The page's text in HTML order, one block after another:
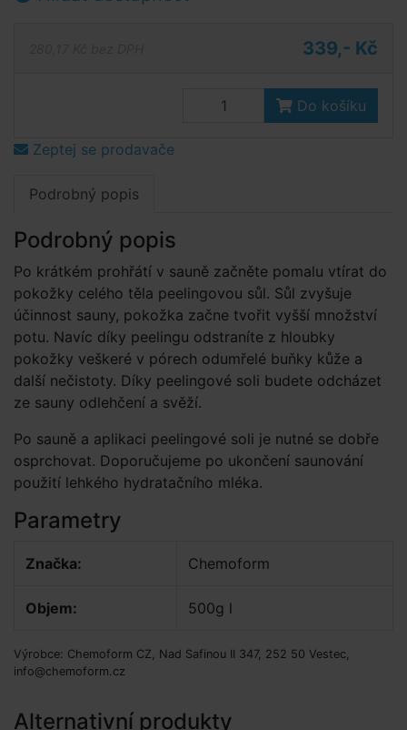
339,- Kč
Do košíku
Zeptej se prodavače
Podrobný popis
Podrobný popis
Po krátkém prohřátí v sauně začněte pomalu vtírat do
pokožky celého těla peelingovou sůl. Sůl zvyšuje
účinnost sauny, pokožka začne tvořit vyšší množství
potu. Navíc díky peelingu odstraníte z hloubky
pokožky veškeré v pórech odumřelé buňky kůže a
další nečistoty. Díky peelingové soli budete odcházet
ze sauny odlehčení a svěží.
Po sauně a aplikaci peelingové soli je nutné se dobře
osprchovat. Doporučujeme po ukončení saunování
použití lehkého hydratačního mléka.
Parametry
Značka: Chemoform
Objem: 500g l
Výrobce: Chemoform CZ, Nad Safinou II 347, 252 50 Vestec,
info@chemoform.cz
Alternativní produkty